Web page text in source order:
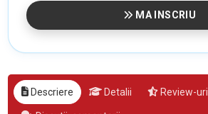
MA INSCRIU
Descriere Detalii Review-uri